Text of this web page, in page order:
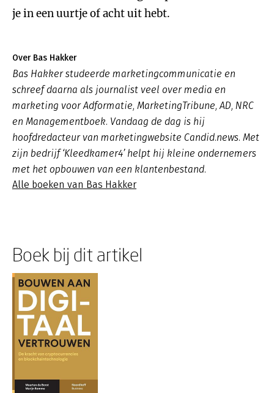
je in een uurtje of acht uit hebt.
Over Bas Hakker
Bas Hakker studeerde marketingcommunicatie en
schreef daarna als journalist veel over media en
marketing voor Adformatie, MarketingTribune, AD, NRC
en Managementboek. Vandaag de dag is hij
hoofdredacteur van marketingwebsite Candid.news. Met
zijn bedrijf ‘Kleedkamer4’ helpt hij kleine ondernemers
met het opbouwen van een klantenbestand.
Alle boeken van Bas Hakker
Boek bij dit artikel